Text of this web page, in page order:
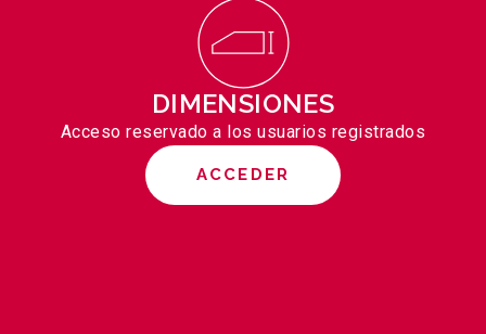
DIMENSIONES
Acceso reservado a los usuarios registrados
ACCEDER